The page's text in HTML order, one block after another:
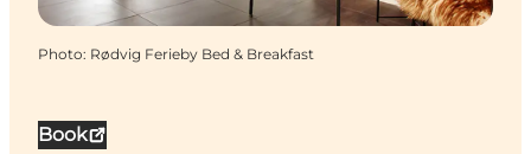
Book
Photo: Rødvig Ferieby Bed & Breakfast